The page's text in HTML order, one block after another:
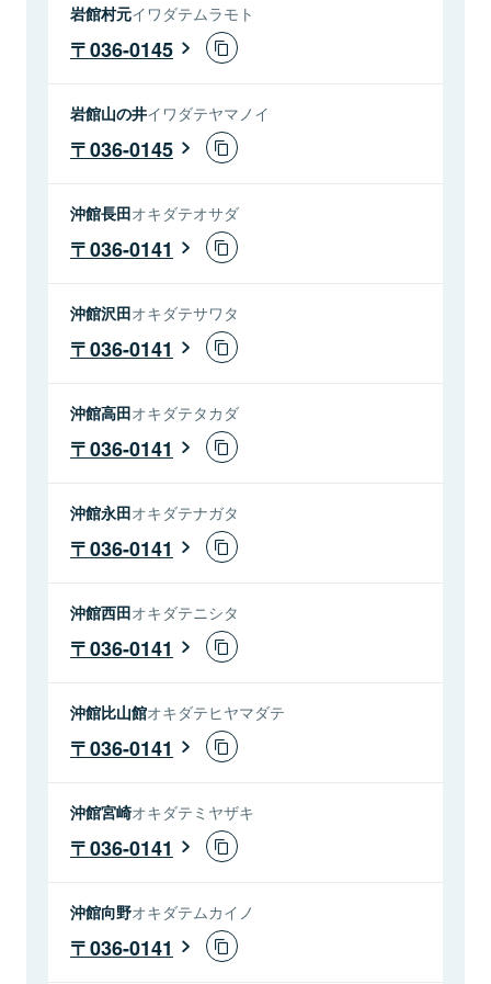
岩館村元イワダテムラモト
036-0145
岩館山の井イワダテヤマノイ
036-0145
沖館長田オキダテオサダ
036-0141
沖館沢田オキダテサワタ
036-0141
沖館高田オキダテタカダ
036-0141
沖館永田オキダテナガタ
036-0141
沖館西田オキダテニシタ
036-0141
沖館比山館オキダテヒヤマダテ
036-0141
沖館宮崎オキダテミヤザキ
036-0141
沖館向野オキダテムカイノ
036-0141